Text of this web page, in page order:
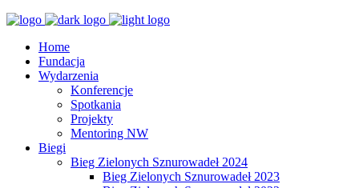
Home
Fundacja
Wydarzenia
Konferencje
Spotkania
Projekty
Mentoring NW
Biegi
Bieg Zielonych Sznurowadeł 2024
Bieg Zielonych Sznurowadeł 2023